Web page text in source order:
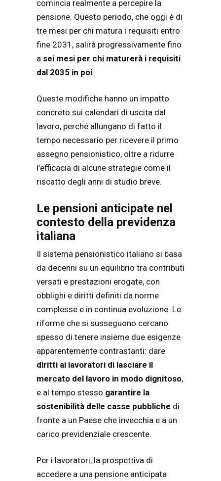
comincia realmente a percepire la
pensione. Questo periodo, che oggi è di
tre mesi per chi matura i requisiti entro
fine 2031, salirà progressivamente fino
a sei mesi per chi maturerà i requisiti
dal 2035 in poi.
Queste modifiche hanno un impatto
concreto sui calendari di uscita dal
lavoro, perché allungano di fatto il
tempo necessario per ricevere il primo
assegno pensionistico, oltre a ridurre
l’efficacia di alcune strategie come il
riscatto degli anni di studio breve.
Le pensioni anticipate nel
contesto della previdenza
italiana
Il sistema pensionistico italiano si basa
da decenni su un equilibrio tra contributi
versati e prestazioni erogate, con
obblighi e diritti definiti da norme
complesse e in continua evoluzione. Le
riforme che si susseguono cercano
spesso di tenere insieme due esigenze
apparentemente contrastanti: dare
diritti ai lavoratori di lasciare il
mercato del lavoro in modo dignitoso,
e al tempo stesso garantire la
sostenibilità delle casse pubbliche di
fronte a un Paese che invecchia e a un
carico previdenziale crescente.
Per i lavoratori, la prospettiva di
accedere a una pensione anticipata